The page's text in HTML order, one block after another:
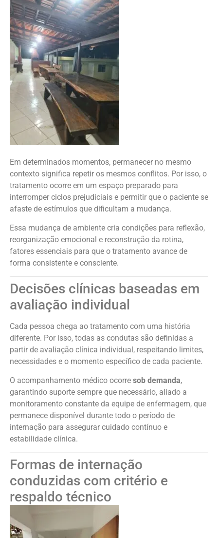
Em determinados momentos, permanecer no mesmo
contexto significa repetir os mesmos conflitos. Por isso, o
tratamento ocorre em um espaço preparado para
interromper ciclos prejudiciais e permitir que o paciente se
afaste de estímulos que dificultam a mudança.
Essa mudança de ambiente cria condições para reflexão,
reorganização emocional e reconstrução da rotina,
fatores essenciais para que o tratamento avance de
forma consistente e consciente.
Decisões clínicas baseadas em
avaliação individual
Cada pessoa chega ao tratamento com uma história
diferente. Por isso, todas as condutas são definidas a
partir de avaliação clínica individual, respeitando limites,
necessidades e o momento específico de cada paciente.
O acompanhamento médico ocorre sob demanda,
garantindo suporte sempre que necessário, aliado a
monitoramento constante da equipe de enfermagem, que
permanece disponível durante todo o período de
internação para assegurar cuidado contínuo e
estabilidade clínica.
Formas de internação
conduzidas com critério e
respaldo técnico